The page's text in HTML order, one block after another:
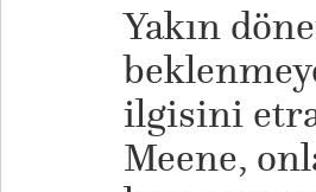
Yakın
ilgisini
Meene,